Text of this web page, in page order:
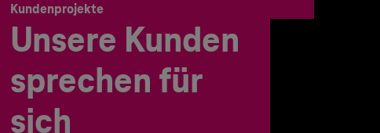
Kundenprojekte
Unsere Kunden
sprechen für
sich